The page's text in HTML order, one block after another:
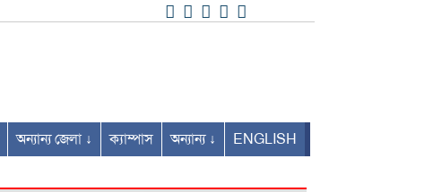
অন্যান্য জেলা ↓ ক্যাম্পাস অন্যান্য ↓ ENGLISH